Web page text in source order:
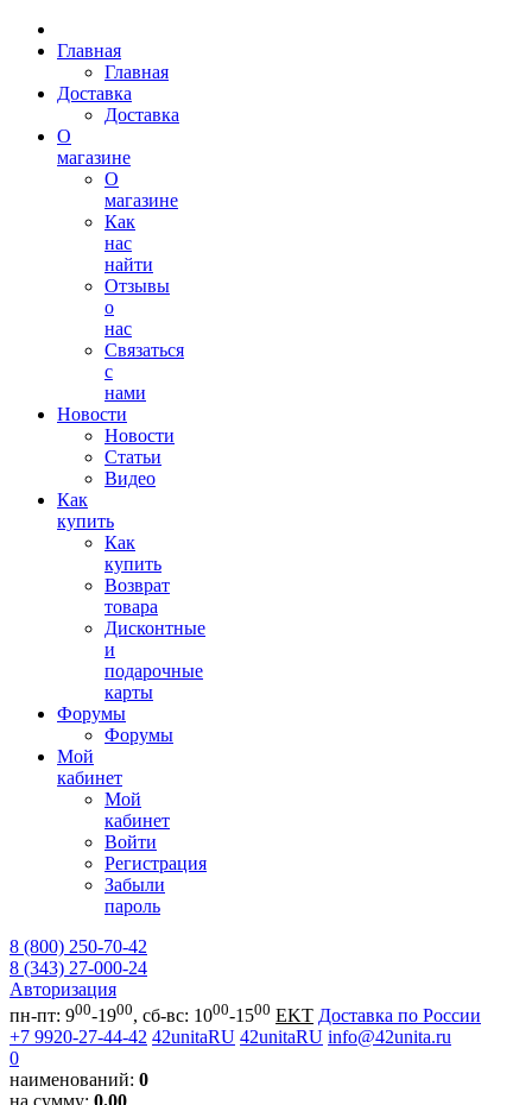
Главная
Главная
Доставка
Доставка
О
магазине
О
магазине
Как
нас
найти
Отзывы
о
нас
Связаться
с
нами
Новости
Новости
Статьи
Видео
Как
купить
Как
купить
Возврат
товара
Дисконтные
и
подарочные
карты
Форумы
Форумы
Мой
кабинет
Мой
кабинет
Войти
Регистрация
Забыли
пароль
8 (800) 250-70-42
8 (343) 27-000-24
Авторизация
пн-пт: 900-1900, сб-вс: 1000-1500 EKT Доставка по России
+7 9920-27-44-42 42unitaRU 42unitaRU info@42unita.ru
0
наименований: 0